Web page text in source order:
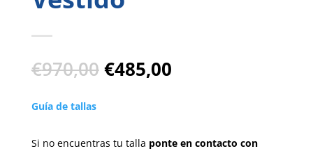
€970,00 El
precio
€970,00.
€485,00El
Guía de tallas
Si no encuentras tu talla ponte en contacto con